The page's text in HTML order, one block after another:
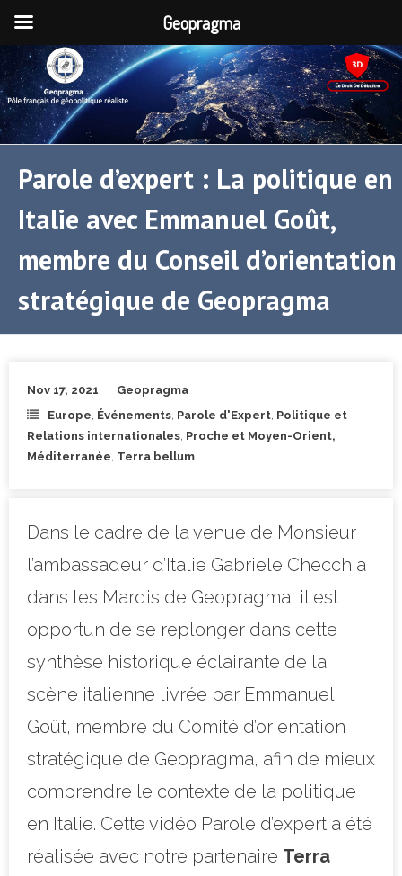
Parole d’expert : La politique en
Italie avec Emmanuel Goût,
membre du Conseil d’orientation
stratégique de Geopragma
Nov 17, 2021
Geopragma
Europe Événements Parole d'Expert Politique et
Relations internationales Proche et Moyen-Orient,
Méditerranée Terra bellum
Dans le cadre de la venue de Monsieur
l’ambassadeur d’Italie Gabriele Checchia
dans les Mardis de Geopragma, il est
opportun de se replonger dans cette
synthèse historique éclairante de la
scène italienne livrée par Emmanuel
Goût, membre du Comité d’orientation
stratégique de Geopragma, afin de mieux
comprendre le contexte de la politique
en Italie. Cette vidéo Parole d’expert a été
réalisée avec notre partenaire Terra
Geopragma